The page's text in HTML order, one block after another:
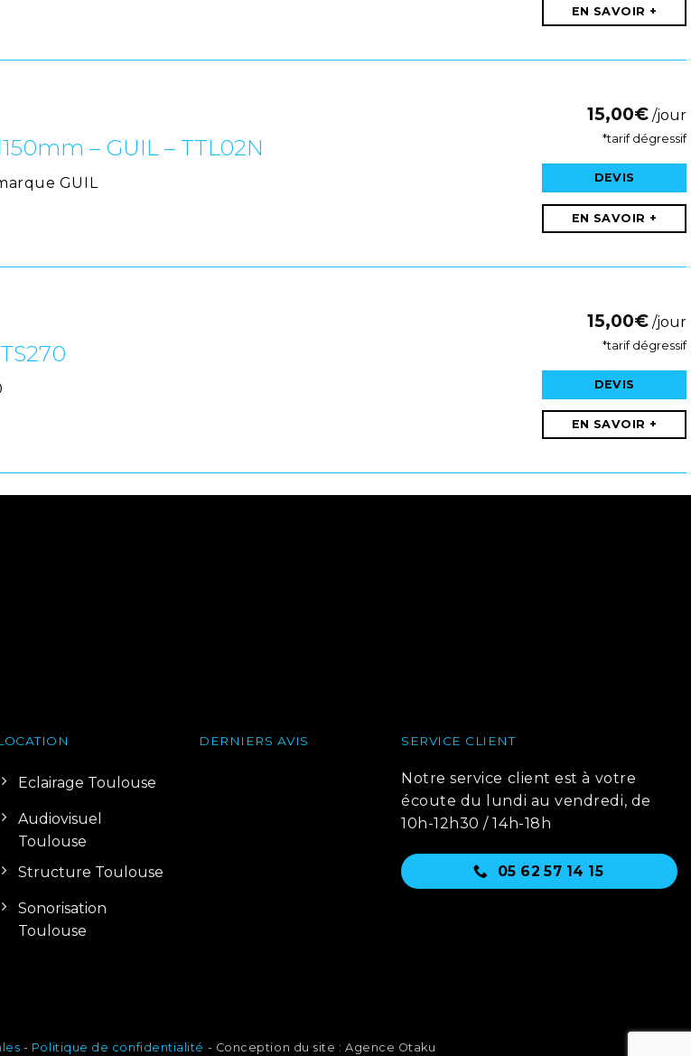
EN SAVOIR +
– GUIL – TTL02N
GUIL
15,00€ /jour
*tarif dégressif
DEVIS
EN SAVOIR +
15,00€ /jour
*tarif dégressif
DEVIS
EN SAVOIR +
Eclairage Toulouse
Audiovisuel
Toulouse
Structure Toulouse
Sonorisation
Toulouse
DERNIERS AVIS SERVICE CLIENT
Notre service client est à votre
écoute du lundi au vendredi, de
10h-12h30 / 14h-18h
05 62 57 14 15
- Politique de confidentialité - Conception du site : Agence Otaku